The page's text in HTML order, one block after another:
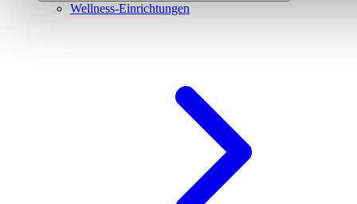
Wellness-Einrichtungen